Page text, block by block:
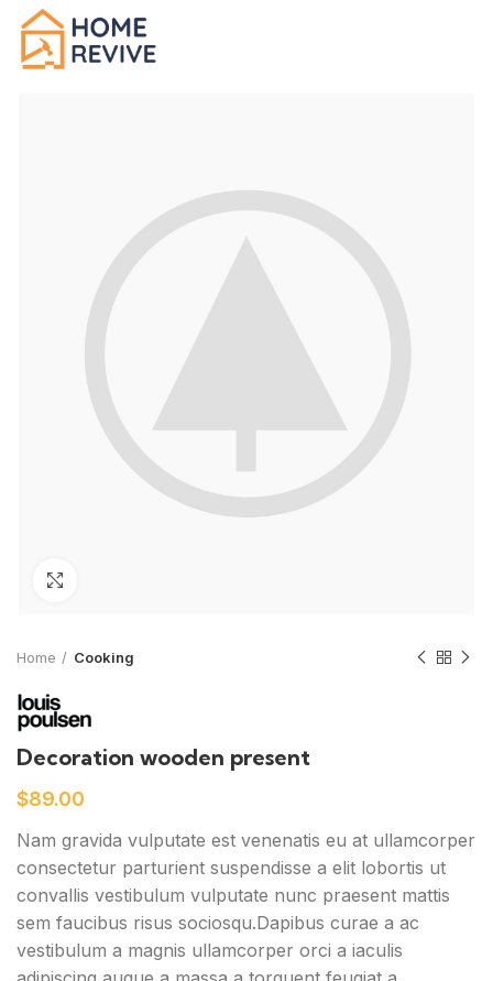
Home Cooking
Decoration wooden present
$89.00
Nam gravida vulputate est venenatis eu at ullamcorper
consectetur parturient suspendisse a elit lobortis ut
convallis vestibulum vulputate nunc praesent mattis
sem faucibus risus sociosqu.Dapibus curae a ac
vestibulum a magnis ullamcorper orci a iaculis